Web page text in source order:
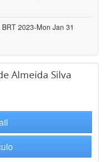
2023-Mon Jan 31
Almeida Silva